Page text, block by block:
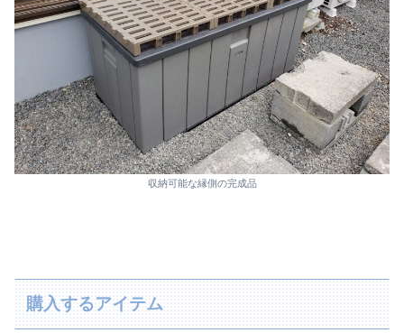
収納可能な縁側の完成品
購入するアイテム